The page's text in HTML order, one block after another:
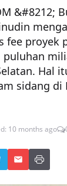
&#8212;
fee proyek
Hal
sidang di
10 months ago